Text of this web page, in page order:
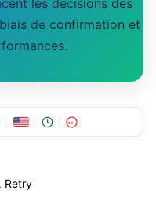
les décisions des
de confirmation et
18+
Retry